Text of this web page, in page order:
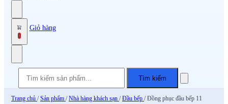
0
Giỏ hàng
Tìm kiếm
Trang chủ / Sản phẩm / Nhà hàng khách sạn / Đầu bếp / Đồng phục đầu bếp 11